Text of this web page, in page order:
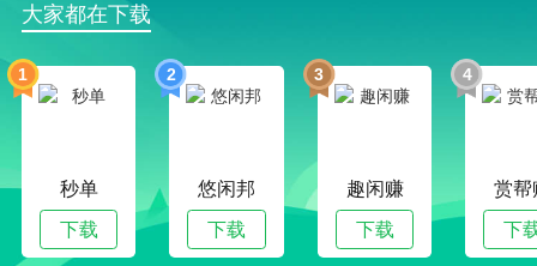
大家都在下载
1
秒单
下载
2
悠闲邦
下载
3
趣闲赚
下载
4
赏帮
下